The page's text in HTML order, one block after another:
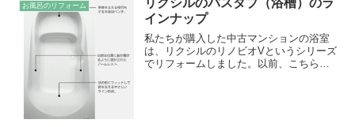
お風呂のリフォーム
リクシルのバスタブ（浴槽）のラ
インナップ
私たちが購入した中古マンションの浴室
は、リクシルのリノビオVというシリーズ
でリフォームしました。以前、こちらの